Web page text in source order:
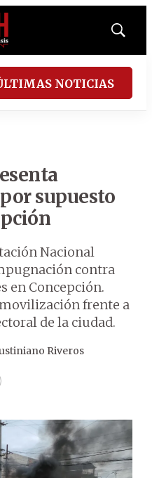
Mostrar
NOTICIAS
supuesto
Nacional
contra
en Concepción.
frente a
de la ciudad.
Riveros